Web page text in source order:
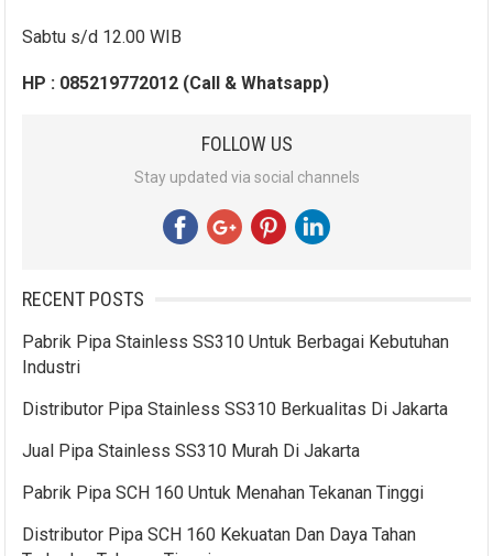
Sabtu s/d 12.00 WIB
HP : 085219772012 (Call & Whatsapp)
FOLLOW US
Stay updated via social channels
RECENT POSTS
Pabrik Pipa Stainless SS310 Untuk Berbagai Kebutuhan
Industri
Distributor Pipa Stainless SS310 Berkualitas Di Jakarta
Jual Pipa Stainless SS310 Murah Di Jakarta
Pabrik Pipa SCH 160 Untuk Menahan Tekanan Tinggi
Distributor Pipa SCH 160 Kekuatan Dan Daya Tahan